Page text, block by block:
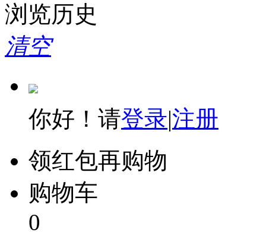
浏览历史
清空
你好！请登录|注册
领红包再购物
购物车
0